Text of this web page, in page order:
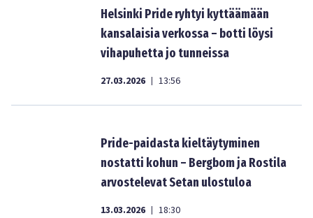
Helsinki Pride ryhtyi kyttäämään
kansalaisia verkossa – botti löysi
vihapuhetta jo tunneissa
27.03.2026 | 13:56
Pride-paidasta kieltäytyminen
nostatti kohun – Bergbom ja Rostila
arvostelevat Setan ulostuloa
13.03.2026 | 18:30